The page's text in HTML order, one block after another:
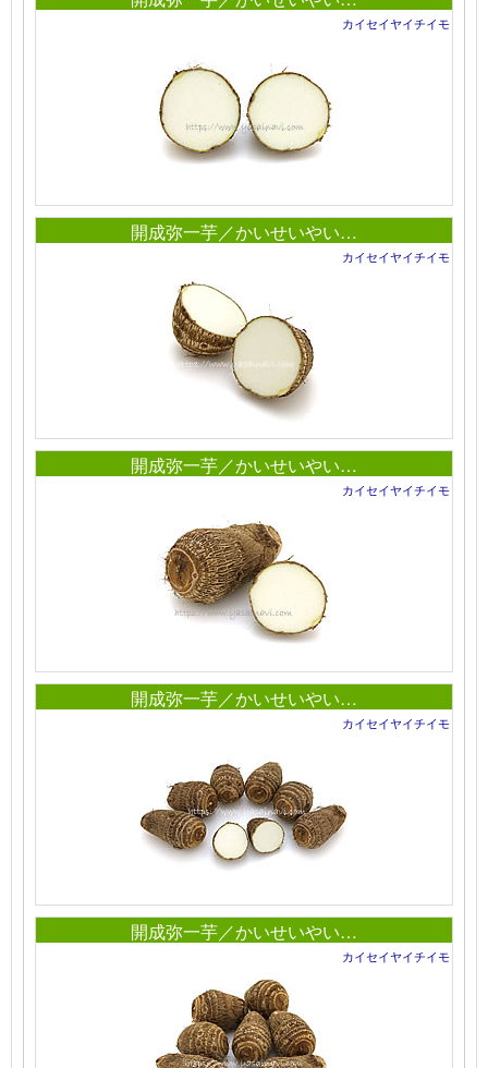
カイセイヤイチイモ
開成弥一芋／かいせいやい…
カイセイヤイチイモ
開成弥一芋／かいせいやい…
カイセイヤイチイモ
開成弥一芋／かいせいやい…
カイセイヤイチイモ
開成弥一芋／かいせいやい…
カイセイヤイチイモ